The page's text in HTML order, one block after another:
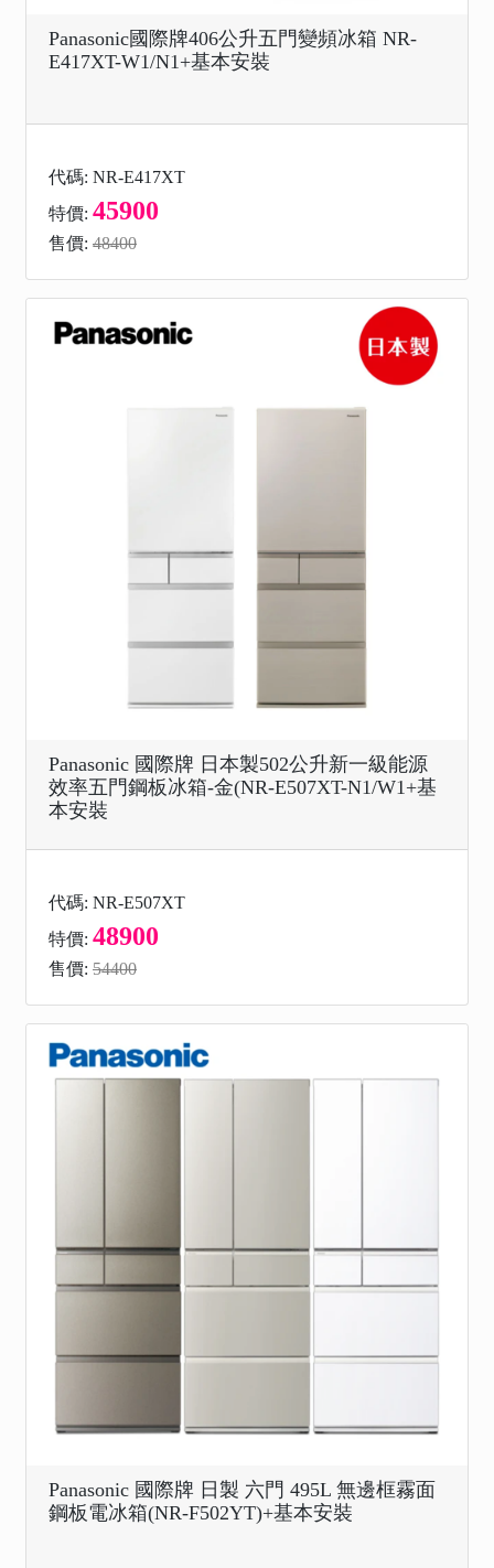
Panasonic國際牌406公升五門變頻冰箱 NR-
E417XT-W1/N1+基本安裝
代碼: NR-E417XT
特價: 45900
售價: 48400
Panasonic 國際牌 日本製502公升新一級能源
效率五門鋼板冰箱-金(NR-E507XT-N1/W1+基
本安裝
代碼: NR-E507XT
特價: 48900
售價: 54400
Panasonic 國際牌 日製 六門 495L 無邊框霧面
鋼板電冰箱(NR-F502YT)+基本安裝